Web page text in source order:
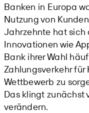
Banken in Europa
Nutzung von
Jahrzehnte hat sich
Innovationen wie
Bank ihrer Wahl
Zahlungsverkehr
Wettbewerb zu
Das klingt zunächst
verändern.